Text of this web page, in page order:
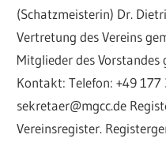
(Schatzmeisterin) Dr.
Vertretung des Vereins
Mitglieder des
Kontakt: Telefon: +49 177
sekretaer@mgcc.de
Vereinsregister.